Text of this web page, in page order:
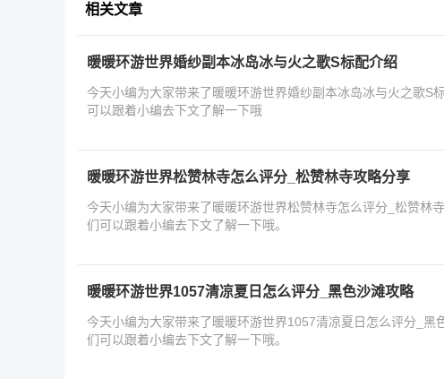
相关文章
暖暖环游世界婚纱副本冰岛冰与火之歌S标配介绍
今天小编为大家带来了暖暖环游世界婚纱副本冰岛冰与火之歌S
可以跟着小编去下文了解一下哦
暖暖环游世界松赞林寺怎么评分_松赞林寺攻略分享
今天小编为大家带来了暖暖环游世界松赞林寺怎么评分_松赞林
们可以跟着小编去下文了解一下哦。
暖暖环游世界1057清凉夏日怎么评分_黑色沙滩攻略
今天小编为大家带来了暖暖环游世界1057清凉夏日怎么评分_黑
们可以跟着小编去下文了解一下哦。